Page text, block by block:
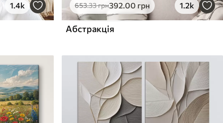
1.4k 653.33грн392.00 грн 1.2k
Абстракція